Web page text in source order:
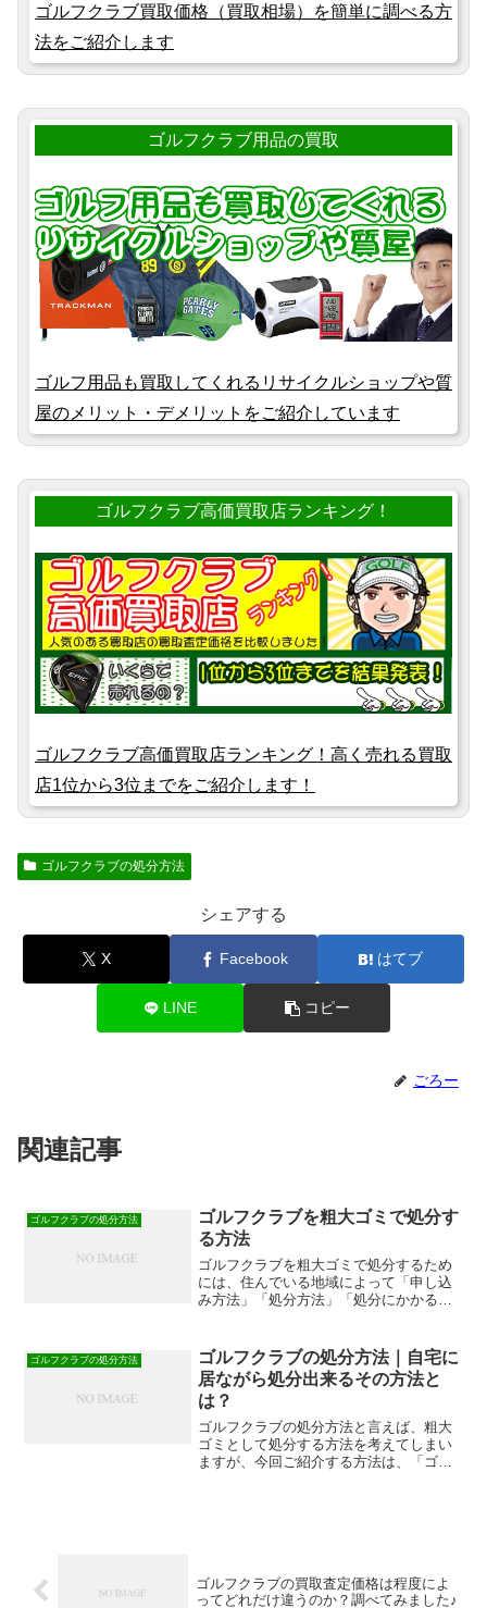
ゴルフクラブ買取価格（買取相場）を簡単に調べる方
法をご紹介します
ゴルフクラブ用品の買取
ゴルフ用品も買取してくれるリサイクルショップや質
屋のメリット・デメリットをご紹介しています
ゴルフクラブ高価買取店ランキング！
ゴルフクラブ高価買取店ランキング！高く売れる買取
店1位から3位までをご紹介します！
ゴルフクラブの処分方法
シェアする
X Facebook はてブ
LINE コピー
ごろー
関連記事
ゴルフクラブの処分方法
ゴルフクラブを粗大ゴミで処分す
る方法
ゴルフクラブを粗大ゴミで処分するため
には、住んでいる地域によって「申し込
み方法」「処分方法」「処分にかかる費
面倒」だと思われがちですが、そんなこ
とはありません。手続きか...
ゴルフクラブの処分方法
ゴルフクラブの処分方法｜自宅に
居ながら処分出来るその方法と
は？
ゴルフクラブの処分方法と言えば、粗大
ゴミとして処分する方法を考えてしまい
ますが、今回ご紹介する方法は、「ゴル
ゴルフクラブの買取査定価格は程度によ
ってどれだけ違うのか？調べてみました♪